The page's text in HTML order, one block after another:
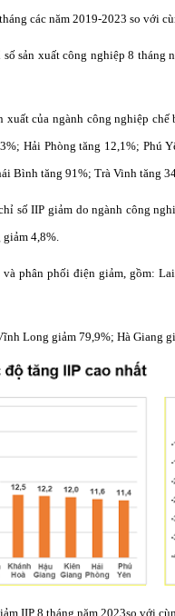
các năm 2019-2023 so với
sản xuất công nghiệp 8
của ngành công nghiệp
Hải Phòng tăng 12,1%; Phú
Bình tăng 91%; Trà Vinh tăng
số IIP giảm do ngành công
4,8%.
phân phối điện giảm, gồm:
Long giảm 79,9%; Hà Giang
IIP 8 tháng năm 2023so với